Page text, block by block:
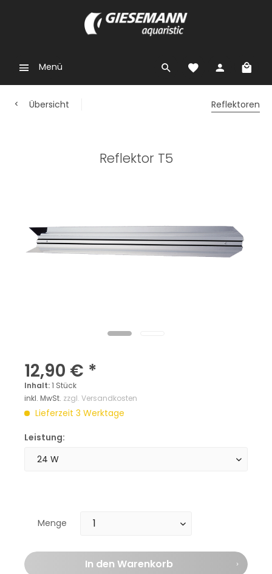
Menü
Übersicht Reflektoren
Reflektor T5
12,90 € *
Inhalt:1 Stück
inkl. MwSt. zzgl. Versandkosten
Lieferzeit 3 Werktage
Leistung:
Menge
In den Warenkorb